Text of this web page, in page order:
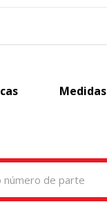
Medidas